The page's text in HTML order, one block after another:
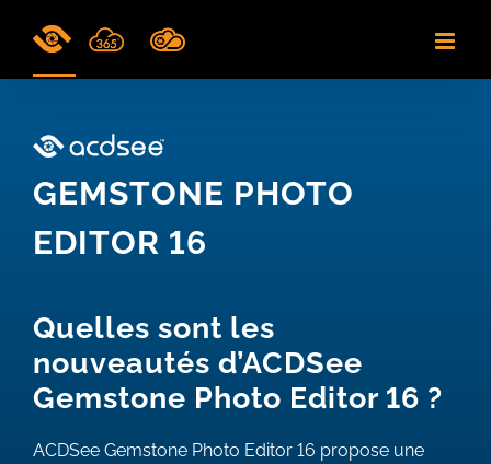
GEMSTONE PHOTO
EDITOR 16
Quelles sont les
nouveautés d’ACDSee
Gemstone Photo Editor 16 ?
ACDSee Gemstone Photo Editor 16 propose une